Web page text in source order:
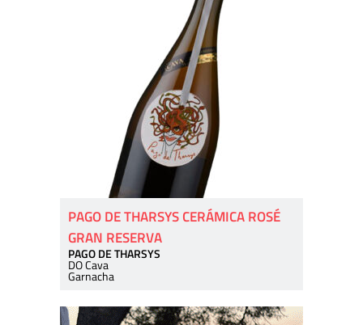
PAGO DE THARSYS CERÁMICA ROSÉ
GRAN RESERVA
PAGO DE THARSYS
DO Cava
Garnacha